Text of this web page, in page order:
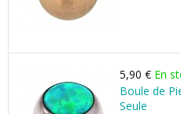
5,90 € En
Boule de
Seule